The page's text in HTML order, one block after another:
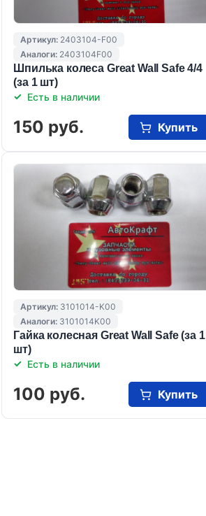
Артикул: 2403104-F00
Аналоги: 2403104F00
Шпилька колеса Great Wall Safe 4/4
(за 1 шт)
Есть в наличии
150 руб. Купить
Артикул: 3101014-K00
Аналоги: 3101014K00
Гайка колесная Great Wall Safe (за 1
шт)
Есть в наличии
100 руб. Купить